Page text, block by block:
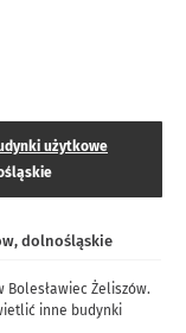
użytkowe
dolnośląskie
Żeliszów.
inne budynki